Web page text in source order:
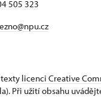
505 323
licenci Creative
Při užití obsahu